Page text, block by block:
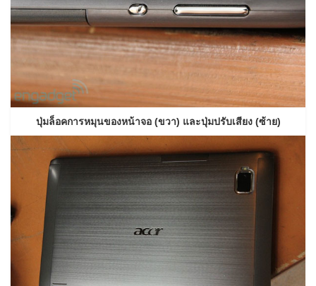
ปุ่มล็อคการหมุนของหน้าจอ (ขวา) และปุ่มปรับเสียง (ซ้าย)